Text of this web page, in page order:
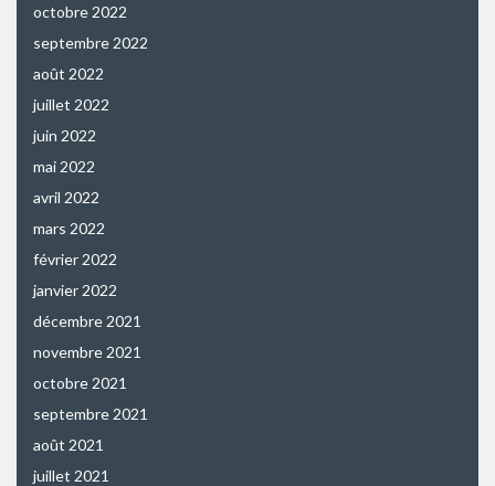
octobre 2022
septembre 2022
août 2022
juillet 2022
juin 2022
mai 2022
avril 2022
mars 2022
février 2022
janvier 2022
décembre 2021
novembre 2021
octobre 2021
septembre 2021
août 2021
juillet 2021